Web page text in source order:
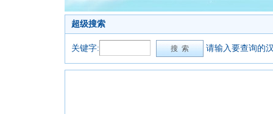
超级搜索
关键字: 请输入要查询的